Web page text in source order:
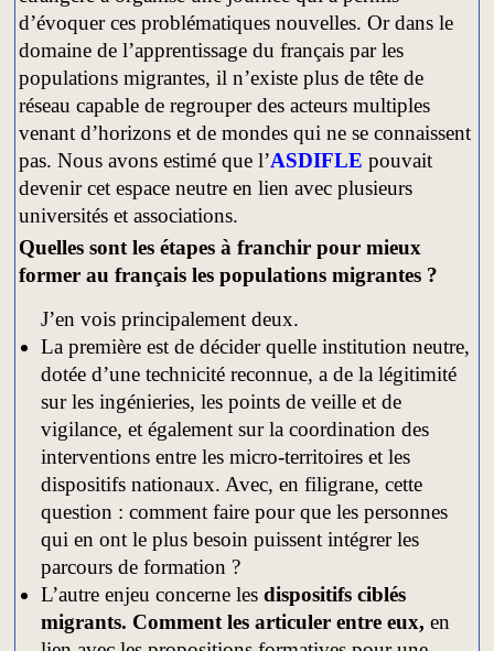
d’évoquer ces problématiques nouvelles. Or dans le
domaine de l’apprentissage du français par les
populations migrantes, il n’existe plus de tête de
réseau capable de regrouper des acteurs multiples
venant d’horizons et de mondes qui ne se connaissent
pas. Nous avons estimé que l’ASDIFLE pouvait
devenir cet espace neutre en lien avec plusieurs
universités et associations.
Quelles sont les étapes à franchir pour mieux
former au français les populations migrantes ?
J’en vois principalement deux.
La première est de décider quelle institution neutre,
dotée d’une technicité reconnue, a de la légitimité
sur les ingénieries, les points de veille et de
vigilance, et également sur la coordination des
interventions entre les micro-territoires et les
dispositifs nationaux. Avec, en filigrane, cette
question : comment faire pour que les personnes
qui en ont le plus besoin puissent intégrer les
parcours de formation ?
L’autre enjeu concerne les dispositifs ciblés
migrants. Comment les articuler entre eux, en